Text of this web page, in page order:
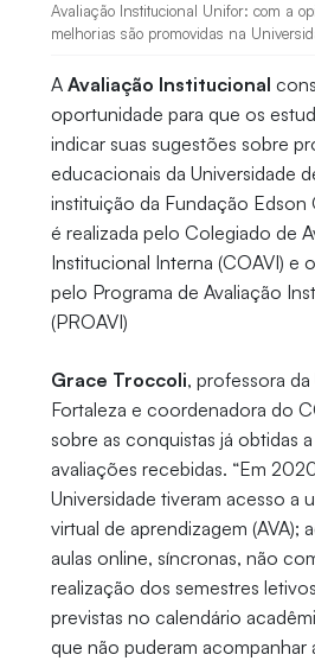
Avaliação Institucional Unifor: com a
melhorias são promovidas na
A Avaliação Institucional
oportunidade para que os
indicar suas sugestões sobre
educacionais da Universidade
instituição da Fundação Edson
é realizada pelo Colegiado de
Institucional Interna (COAVI) e
pelo Programa de Avaliação
(PROAVI)
Grace Troccoli, professora
Fortaleza e coordenadora do
sobre as conquistas já obtidas
avaliações recebidas. “Em
Universidade tiveram acesso a
virtual de aprendizagem (AVA);
aulas online, síncronas, não
realização dos semestres
previstas no calendário
que não puderam acompanhar